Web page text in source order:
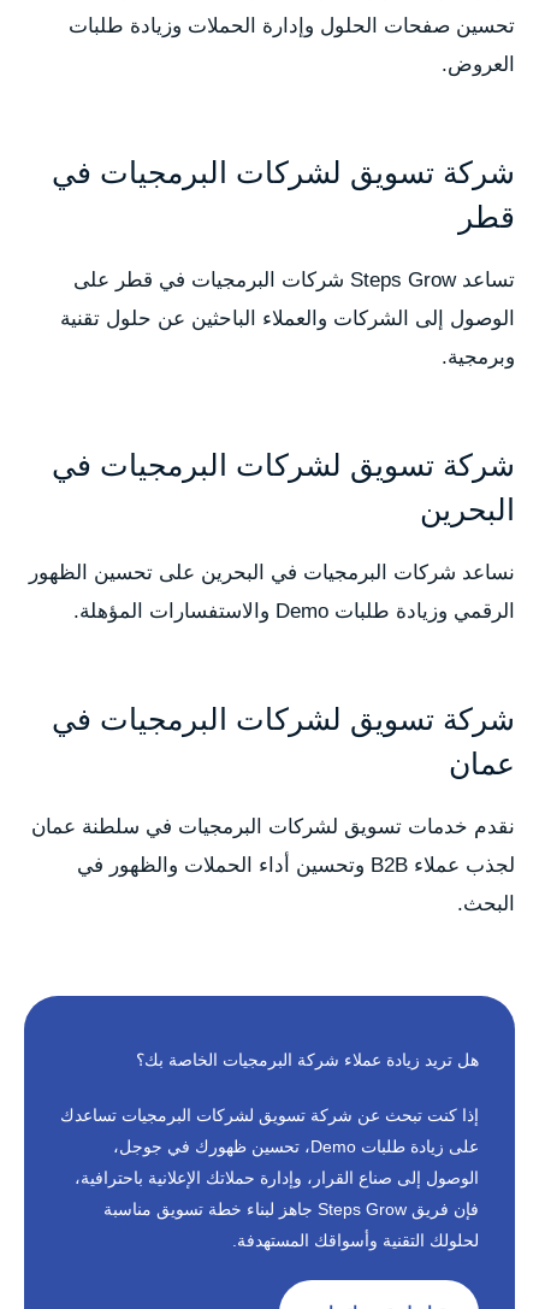
تحسين صفحات الحلول وإدارة الحملات وزيادة طلبات
العروض.
شركة تسويق لشركات البرمجيات في
قطر
تساعد Steps Grow شركات البرمجيات في قطر على
الوصول إلى الشركات والعملاء الباحثين عن حلول تقنية
وبرمجية.
شركة تسويق لشركات البرمجيات في
البحرين
نساعد شركات البرمجيات في البحرين على تحسين الظهور
الرقمي وزيادة طلبات Demo والاستفسارات المؤهلة.
شركة تسويق لشركات البرمجيات في
عمان
نقدم خدمات تسويق لشركات البرمجيات في سلطنة عمان
لجذب عملاء B2B وتحسين أداء الحملات والظهور في
البحث.
هل تريد زيادة عملاء شركة البرمجيات الخاصة بك؟
إذا كنت تبحث عن شركة تسويق لشركات البرمجيات تساعدك
على زيادة طلبات Demo، تحسين ظهورك في جوجل،
الوصول إلى صناع القرار، وإدارة حملاتك الإعلانية باحترافية،
فإن فريق Steps Grow جاهز لبناء خطة تسويق مناسبة
لحلولك التقنية وأسواقك المستهدفة.